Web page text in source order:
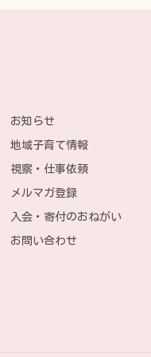
お知らせ
地域子育て情報
視察・仕事依頼
メルマガ登録
入会・寄付のおねがい
お問い合わせ